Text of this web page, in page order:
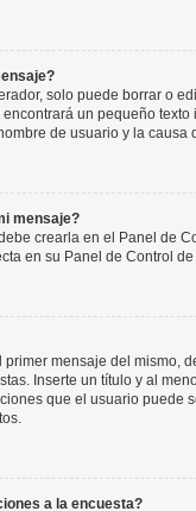
solo puede borrar o
un pequeño
de usuario y la
mensaje?
crearla en el Panel de
en su Panel de Control
mensaje del mismo,
Inserte un título y al
que el usuario puede
a la encuesta?